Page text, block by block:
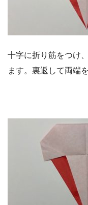
十字に折り筋をつけ
ます。裏返して両端